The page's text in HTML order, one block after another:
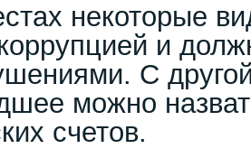
некоторые
и
С
можно
счетов.